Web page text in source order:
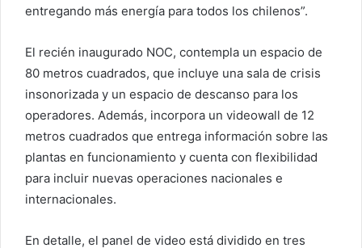
entregando más energía para todos los chilenos”.
El recién inaugurado NOC, contempla un espacio de
80 metros cuadrados, que incluye una sala de crisis
insonorizada y un espacio de descanso para los
operadores. Además, incorpora un videowall de 12
metros cuadrados que entrega información sobre las
plantas en funcionamiento y cuenta con flexibilidad
para incluir nuevas operaciones nacionales e
internacionales.
En detalle, el panel de video está dividido en tres